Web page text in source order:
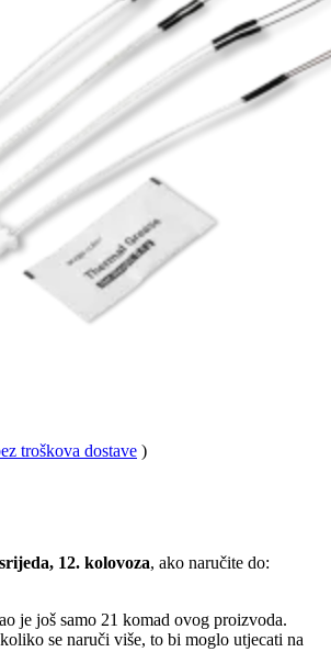
troškova dostave )
12. kolovoza, ako naručite do:
je još samo 21 komad ovog proizvoda.
se naruči više, to bi moglo utjecati na